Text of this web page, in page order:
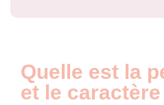
Quelle est la
et le